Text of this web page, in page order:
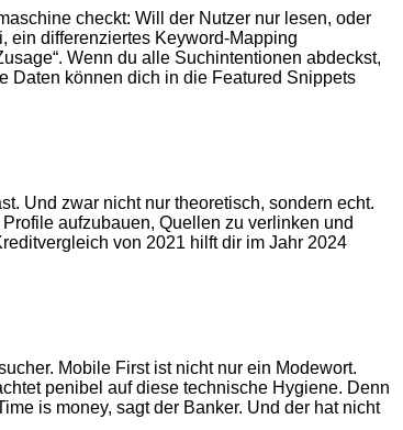
checkt: Will der Nutzer nur lesen, oder
ein differenziertes Keyword-Mapping
Wenn du alle Suchintentionen abdeckst,
Daten können dich in die Featured Snippets
Und zwar nicht nur theoretisch, sondern echt.
aufzubauen, Quellen zu verlinken und
von 2021 hilft dir im Jahr 2024
Mobile First ist nicht nur ein Modewort.
penibel auf diese technische Hygiene. Denn
is money, sagt der Banker. Und der hat nicht